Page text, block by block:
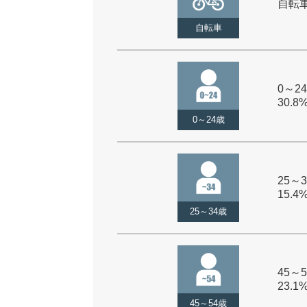
自転車
自転
0～24歳
0～
25～34歳
25～
45～54歳
45～